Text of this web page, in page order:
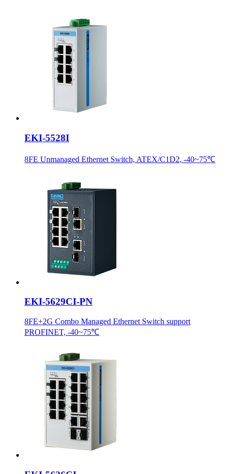
EKI-5528I
8FE Unmanaged Ethernet Switch, ATEX/C1D2, -40~75℃
EKI-5629CI-PN
8FE+2G Combo Managed Ethernet Switch support
PROFINET, -40~75℃